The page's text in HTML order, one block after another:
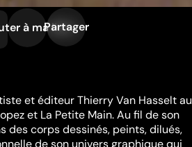
à ma liste
Partager
et éditeur Thierry Van Hasselt au
et La Petite Main. Au fil de son
des corps dessinés, peints, dilués,
de son univers graphique qui